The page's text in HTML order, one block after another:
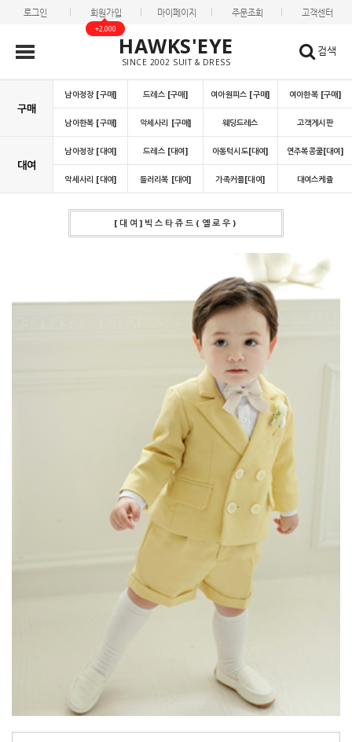
로그인 회원가입
+2,000
마이페이지 주문조회 고객센터
HAWKS'EYE
SINCE 2002 SUIT & DRESS
검색
구매
남아정장 [구매] 드레스 [구매] 여아원피스 [구매] 여아한복 [구매]
남아한복 [구매] 악세사리 [구매] 웨딩드레스 고객게시판
대여
남아정장 [대여] 드레스 [대여] 아동턱시도[대여] 연주복콩쿨[대여]
악세사리 [대여] 들러리복 [대여] 가족커플[대여] 대여스케쥴
[대여]빅스타쥬드(옐로우)